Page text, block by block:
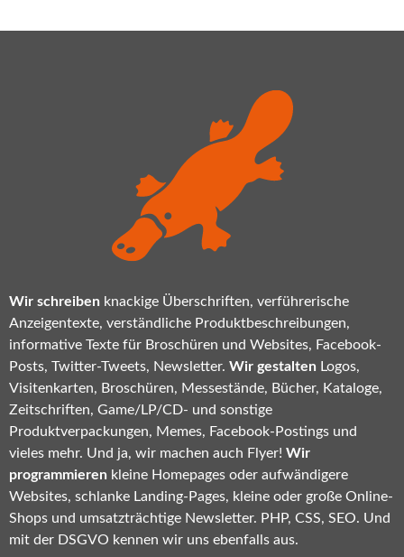
Wir schreiben knackige Überschriften, verführerische
Anzeigentexte, verständliche Produktbeschreibungen,
informative Texte für Broschüren und Websites, Facebook-
Posts, Twitter-Tweets, Newsletter. Wir gestalten Logos,
Visitenkarten, Broschüren, Messestände, Bücher, Kataloge,
Zeitschriften, Game/LP/CD- und sonstige
Produktverpackungen, Memes, Facebook-Postings und
vieles mehr. Und ja, wir machen auch Flyer! Wir
programmieren kleine Homepages oder aufwändigere
Websites, schlanke Landing-Pages, kleine oder große Online-
Shops und umsatzträchtige Newsletter. PHP, CSS, SEO. Und
mit der DSGVO kennen wir uns ebenfalls aus.